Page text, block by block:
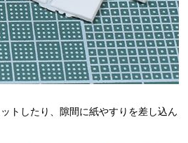
トしたり、隙間に紙やすりを差し込ん